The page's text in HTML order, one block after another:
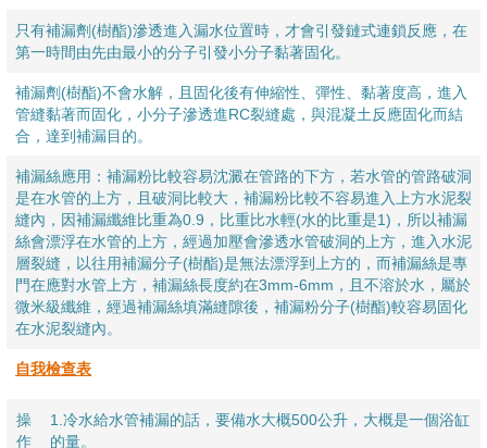
只有補漏劑(樹酯)滲透進入漏水位置時，才會引發鏈式連鎖反應，在
第一時間由先由最小的分子引發小分子黏著固化。
補漏劑(樹酯)不會水解，且固化後有伸縮性、彈性、黏著度高，進入
管縫黏著而固化，小分子滲透進RC裂縫處，與混凝土反應固化而結
合，達到補漏目的。
補漏絲應用：補漏粉比較容易沈澱在管路的下方，若水管的管路破洞
是在水管的上方，且破洞比較大，補漏粉比較不容易進入上方水泥裂
縫內，因補漏纖維比重為0.9，比重比水輕(水的比重是1)，所以補漏
絲會漂浮在水管的上方，經過加壓會滲透水管破洞的上方，進入水泥
層裂縫，以往用補漏分子(樹酯)是無法漂浮到上方的，而補漏絲是專
門在應對水管上方，補漏絲長度約在3mm-6mm，且不溶於水，屬於
微米級纖維，經過補漏絲填滿縫隙後，補漏粉分子(樹酯)較容易固化
在水泥裂縫內。
自我檢查表
操
作
1.冷水給水管補漏的話，要備水大概500公升，大概是一個浴缸
的量。